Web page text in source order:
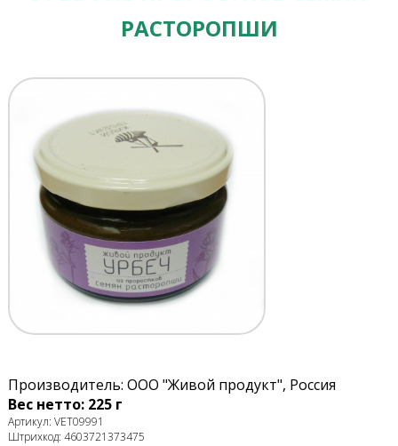
РАСТОРОПШИ
Производитель: ООО "Живой продукт", Россия
Вес нетто: 225 г
Артикул: VET09991
Штрихкод: 4603721373475